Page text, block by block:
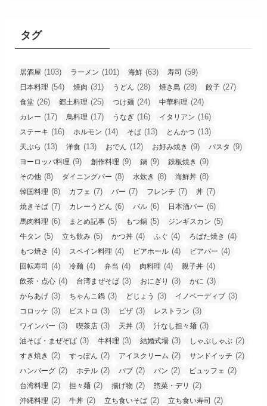
タグ
居酒屋 (103) ラーメン (101) 海鮮 (63) 寿司 (59)
日本料理 (54) 焼肉 (31) うどん (28) 焼き鳥 (28) 餃子 (27)
食堂 (26) 郷土料理 (25) つけ麺 (24) 中華料理 (24)
カレー (17) 鳥料理 (17) うなぎ (16) イタリアン (16)
ステーキ (16) ホルモン (14) そば (13) とんかつ (13)
天ぷら (13) 洋食 (13) おでん (12) お好み焼き (9) パスタ (9)
ヨーロッパ料理 (9) 創作料理 (9) 鍋 (9) 鉄板焼き (9)
その他 (8) ダイニングバー (8) 水炊き (8) 海鮮丼 (8)
韓国料理 (8) カフェ (7) バー (7) フレンチ (7) 丼 (7)
焼きそば (7) カレーうどん (6) バル (6) 日本酒バー (6)
馬肉料理 (6) まとめ記事 (5) もつ鍋 (5) ジンギスカン (5)
牛タン (5) 立ち飲み (5) かつ丼 (4) ふぐ (4) ろばた焼き (4)
もつ焼き (4) スペイン料理 (4) ビアホール (4) ビアバー (4)
回転寿司 (4) 冷麺 (4) 弁当 (4) 肉料理 (4) 親子丼 (4)
飲茶・点心 (4) 台湾まぜそば (3) おにぎり (3) かに (3)
からあげ (3) ちゃんこ鍋 (3) どじょう (3) イノベーディブ (3)
コロッケ (3) ビストロ (3) ピザ (3) レストラン (3)
ワインバー (3) 喫茶店 (3) 天丼 (3) 汁なし担々麺 (3)
油そば・まぜぞば (3) 牛料理 (3) 結婚式場 (3) しゃぶしゃぶ (2)
すき焼き (2) すっぽん (2) アイスクリーム (2) サンドイッチ (2)
ハンバーグ (2) ホテル (2) パブ (2) パン (2) ビュッフェ (2)
台湾料理 (2) 担々麺 (2) 揚げ物 (2) 惣菜・デリ (2)
沖縄料理 (2) 牛丼 (2) 立ち食いそば (2) 立ち食い寿司 (2)